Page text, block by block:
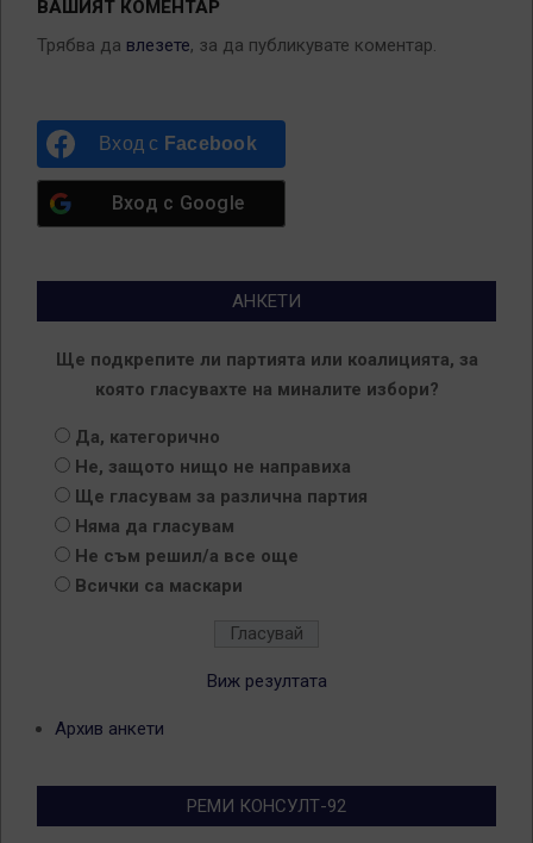
ВАШИЯТ КОМЕНТАР
Трябва да влезете, за да публикувате коментар.
Вход с Facebook
Вход с Google
АНКЕТИ
Ще подкрепите ли партията или коалицията, за
която гласувахте на миналите избори?
Да, категорично
Не, защото нищо не направиха
Ще гласувам за различна партия
Няма да гласувам
Не съм решил/а все още
Всички са маскари
Виж резултата
Архив анкети
РЕМИ КОНСУЛТ-92